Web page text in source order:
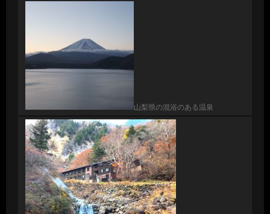
山梨県の混浴のある温泉